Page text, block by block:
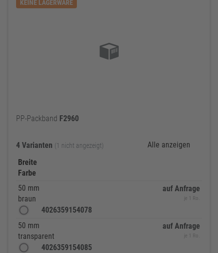
KEINE LAGERWARE
PP-Packband F2960
4 Varianten (1 nicht angezeigt)
Alle anzeigen
Breite
Farbe
50 mm
braun
4026359154078
auf Anfrage
je 1 Ro.
50 mm
transparent
4026359154085
auf Anfrage
je 1 Ro.